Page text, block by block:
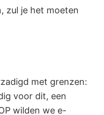
zul je het moeten
met grenzen:
voor dit, een
wilden we e-